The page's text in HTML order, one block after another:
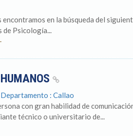
en la búsqueda del
de Psicología...
: Callao
con gran habilidad de
técnico o universitario de...